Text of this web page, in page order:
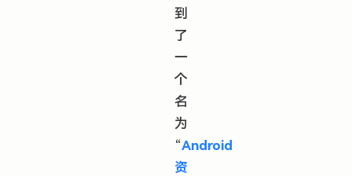
到
了
一
个
名
为
“Android
资